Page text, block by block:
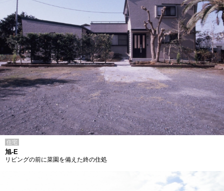
住宅
旭-E
リビングの前に菜園を備えた終の住処